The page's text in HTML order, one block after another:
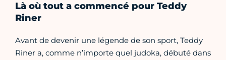
Là où tout a commencé pour Teddy
Riner
Avant de devenir une légende de son sport, Teddy
Riner a, comme n’importe quel judoka, débuté dans